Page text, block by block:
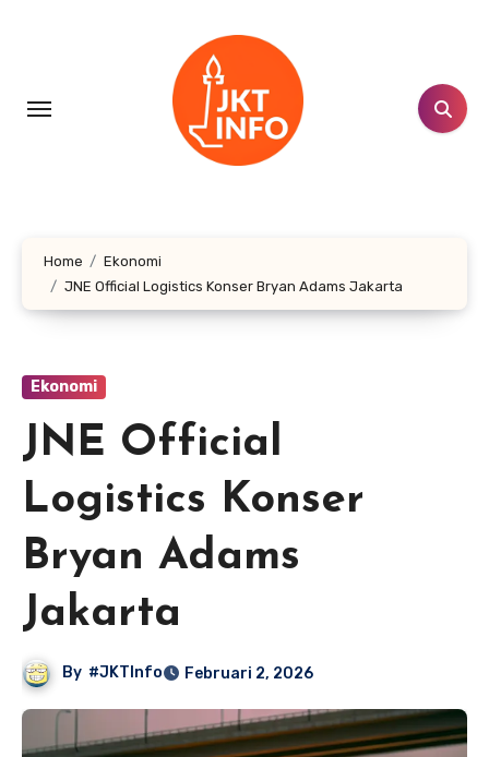
Home
Ekonomi
JNE Official Logistics Konser Bryan Adams Jakarta
Ekonomi
JNE Official
Logistics Konser
Bryan Adams
Jakarta
By #JKTInfo Februari 2, 2026